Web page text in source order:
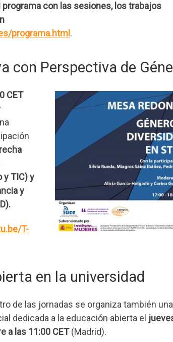
programa con las sesiones, los trabajos
programa.html .
con Perspectiva de
CET
y TIC) y
y
T-
en la universidad
de las jornadas se organiza también una
dedicada a la educación abierta el
a las 11:00 CET(Madrid).